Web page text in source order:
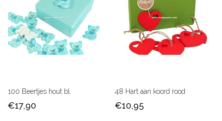
100 Beertjes hout bl.
€17,90
48 Hart aan koord rood
€10,95